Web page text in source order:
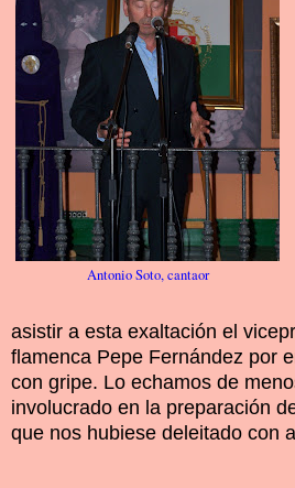
Antonio Soto, cantaor
asistir a esta exaltación el
flamenca Pepe Fernández por
con gripe. Lo echamos de
involucrado en la preparación
que nos hubiese deleitado con